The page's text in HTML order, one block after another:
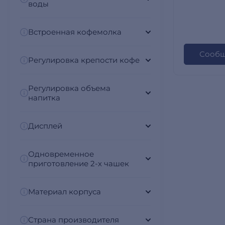
воды
Встроенная кофемолка
Регулировка крепости кофе
Регулировка объема
напитка
Дисплей
Одновременное
приготовление 2-х чашек
Материал корпуса
Страна производителя